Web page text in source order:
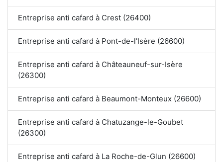
Entreprise anti cafard à Crest (26400)
Entreprise anti cafard à Pont-de-l'Isère (26600)
Entreprise anti cafard à Châteauneuf-sur-Isère
(26300)
Entreprise anti cafard à Beaumont-Monteux (26600)
Entreprise anti cafard à Chatuzange-le-Goubet
(26300)
Entreprise anti cafard à La Roche-de-Glun (26600)